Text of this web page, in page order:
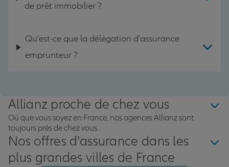
de prêt immobilier ?
Qu'est-ce que la délégation d'assurance
emprunteur ?
Allianz proche de chez vous
Où que vous soyez en France, nos agences Allianz sont
toujours près de chez vous.
Nos offres d'assurance dans les
plus grandes villes de France